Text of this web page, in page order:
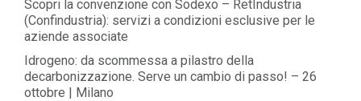
Scopri la convenzione con Sodexo – RetIndustria
(Confindustria): servizi a condizioni esclusive per le
aziende associate
Idrogeno: da scommessa a pilastro della
decarbonizzazione. Serve un cambio di passo! – 26
ottobre | Milano